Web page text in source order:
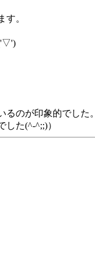
。
のが印象的でした。
た(^-^;;)）